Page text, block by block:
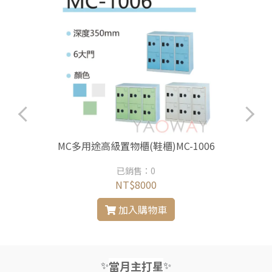
MC多用途高級置物櫃(鞋櫃)MC-1006
已銷售：0
NT$8000
加入購物車
✨當月主打星✨